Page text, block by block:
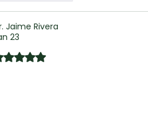
Jaime Rivera
23
5 out of 5 stars.